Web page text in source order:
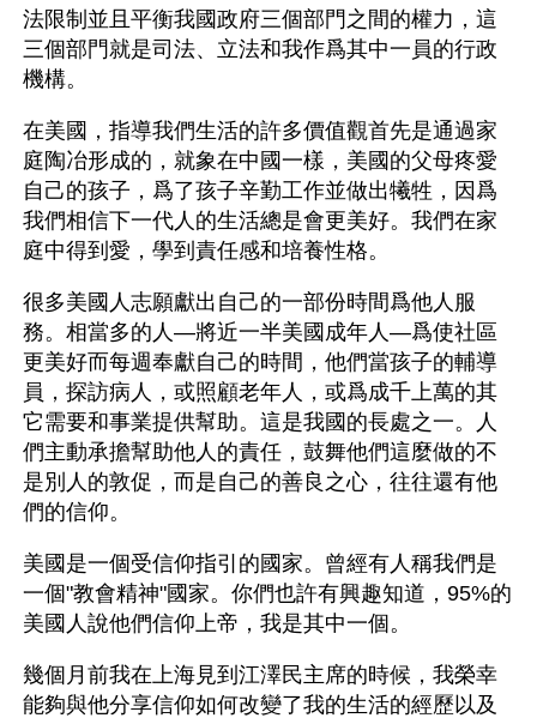
法限制並且平衡我國政府三個部門之間的權力，這
三個部門就是司法、立法和我作爲其中一員的行政
機構。
在美國，指導我們生活的許多價值觀首先是通過家
庭陶冶形成的，就象在中國一樣，美國的父母疼愛
自己的孩子，爲了孩子辛勤工作並做出犧牲，因爲
我們相信下一代人的生活總是會更美好。我們在家
庭中得到愛，學到責任感和培養性格。
很多美國人志願獻出自己的一部份時間爲他人服
務。相當多的人—將近一半美國成年人—爲使社區
更美好而每週奉獻自己的時間，他們當孩子的輔導
員，探訪病人，或照顧老年人，或爲成千上萬的其
它需要和事業提供幫助。這是我國的長處之一。人
們主動承擔幫助他人的責任，鼓舞他們這麼做的不
是別人的敦促，而是自己的善良之心，往往還有他
們的信仰。
美國是一個受信仰指引的國家。曾經有人稱我們是
一個"教會精神"國家。你們也許有興趣知道，95%的
美國人說他們信仰上帝，我是其中一個。
幾個月前我在上海見到江澤民主席的時候，我榮幸
能夠與他分享信仰如何改變了我的生活的經歷以及